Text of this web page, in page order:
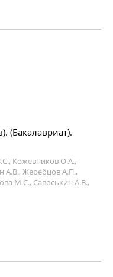
(Бакалавриат).
Кожевников О.А.,
А.В., Жеребцов А.П.,
М.С., Савоськин А.В.,